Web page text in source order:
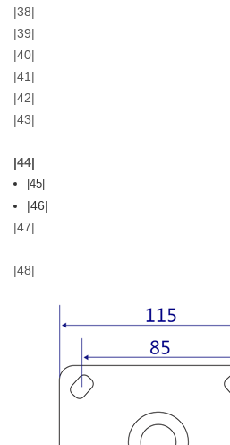
|38|
|39|
|40|
|41|
|42|
|43|
|44|
|45|
|46|
|47|
|48|